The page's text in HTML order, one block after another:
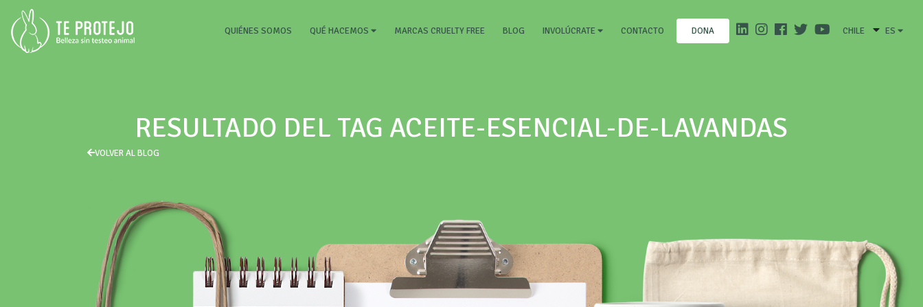
QUIÉNES SOMOS (CURRENT)
QUÉ HACEMOS MARCAS CRUELTY FREE BLOG INVOLÚCRATE CONTACTO DONA CHILE ES
RESULTADO DEL TAG ACEITE-ESENCIAL-DE-LAVANDAS
VOLVER AL BLOG